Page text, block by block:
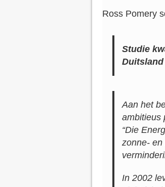
Ross Pomery
Studie
Aan het
ambitieus
“Die
zonne-
In 2002